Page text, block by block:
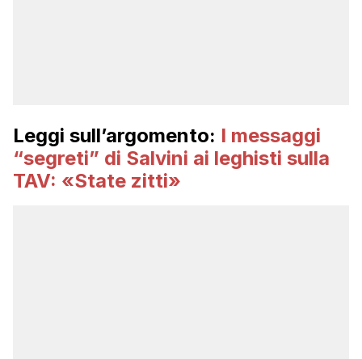
Leggi sull’argomento: I messaggi
“segreti” di Salvini ai leghisti sulla
TAV: «State zitti»